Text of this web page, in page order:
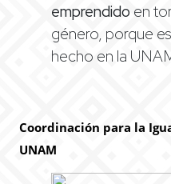
emprendido en
género, porque
hecho en la
Coordinación para la
UNAM